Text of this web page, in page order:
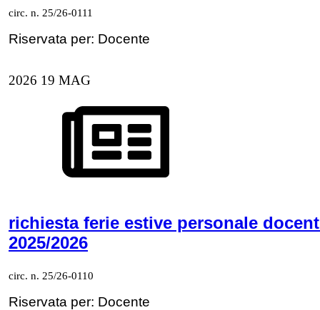
circ. n. 25/26-0111
Riservata per: Docente
2026 19 MAG
richiesta ferie estive personale
2025/2026
circ. n. 25/26-0110
Riservata per: Docente